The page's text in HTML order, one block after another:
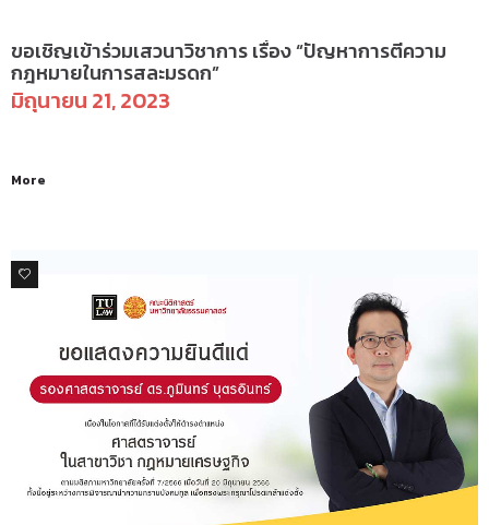
ขอเชิญเข้าร่วมเสวนาวิชาการ เรื่อง “ปัญหาการตีความ
กฎหมายในการสละมรดก”
มิถุนายน 21, 2023
More
0